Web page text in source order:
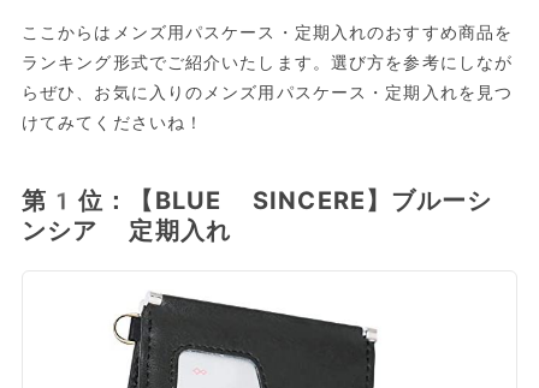
ここからはメンズ用パスケース・定期入れのおすすめ商品を
ランキング形式でご紹介いたします。選び方を参考にしなが
らぜひ、お気に入りのメンズ用パスケース・定期入れを見つ
けてみてくださいね！
第1位：【BLUE SINCERE】ブルーシ
ンシア 定期入れ